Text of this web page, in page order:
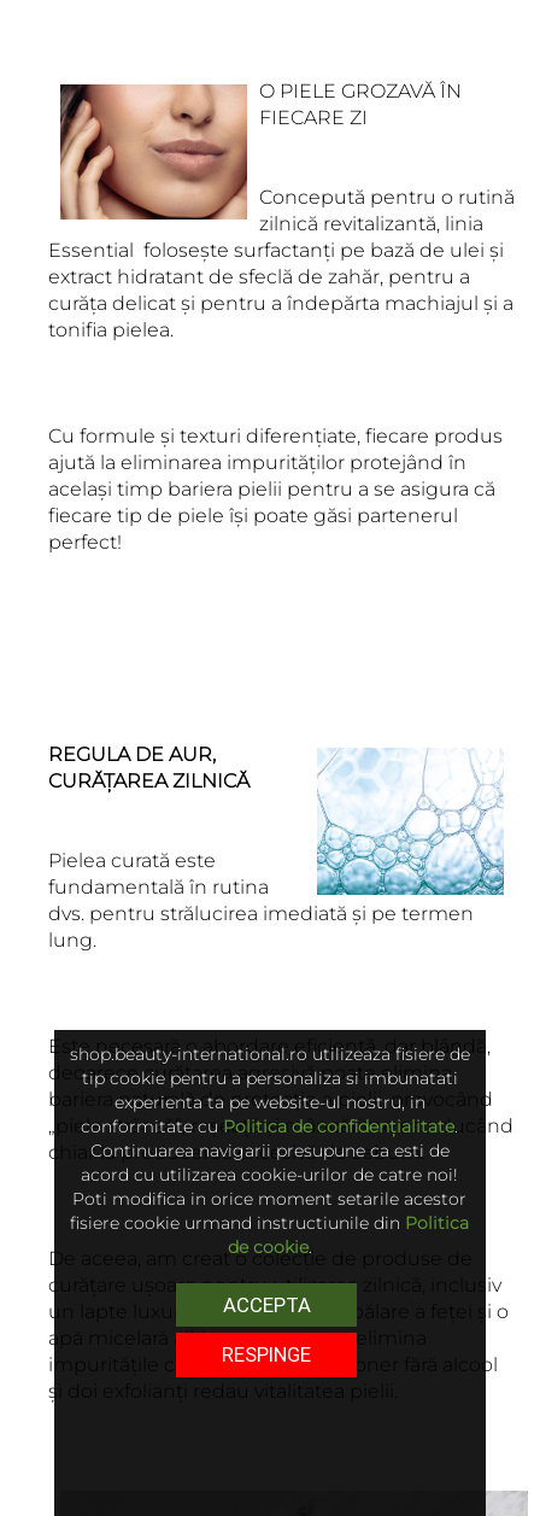
O PIELE GROZAVĂ ÎN
FIECARE ZI
Concepută pentru o rutină
zilnică revitalizantă, linia
Essential folosește surfactanți pe bază de ulei și
extract hidratant de sfeclă de zahăr, pentru a
curăța delicat și pentru a îndepărta machiajul și a
tonifia pielea.
Cu formule și texturi diferențiate, fiecare produs
ajută la eliminarea impurităților protejând în
același timp bariera pielii pentru a se asigura că
fiecare tip de piele își poate găsi partenerul
perfect!
REGULA DE AUR,
CURĂȚAREA ZILNICĂ
Pielea curată este
fundamentală în rutina
dvs. pentru strălucirea imediată și pe termen
lung.
Este necesară o abordare eficientă, dar blândă,
deoarece curățarea agresivă poate elimina
bariera naturală de protecție a pielii, provocând
„piele strânsă”, roșeață și mâncărime sau ducând
chiar la producerea excesivă de sebum.
De aceea, am creat o colecție de produse de
curățare ușoare pentru utilizarea zilnică, inclusiv
un lapte luxuriant, o soluție de spălare a feței și o
apă micelară all-in-one pentru a elimina
impuritățile cu sau fără apă. Un toner fără alcool
și doi exfolianți redau vitalitatea pielii.
shop.beauty-international.ro utilizeaza fisiere de
tip cookie pentru a personaliza si imbunatati
experienta ta pe website-ul nostru, in
conformitate cuPolitica de confidențialitate.
Continuarea navigarii presupune ca esti de
acord cu utilizarea cookie-urilor de catre noi!
Poti modifica in orice moment setarile acestor
fisiere cookie urmand instructiunile din Politica
de cookie.
ACCEPTA
RESPINGE